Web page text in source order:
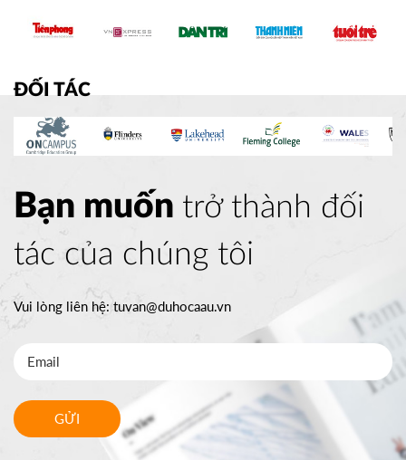
ĐỐI TÁC
Bạn muốn trở thành đối
tác của chúng tôi
Vui lòng liên hệ:tuvan@duhocaau.vn
GỬI